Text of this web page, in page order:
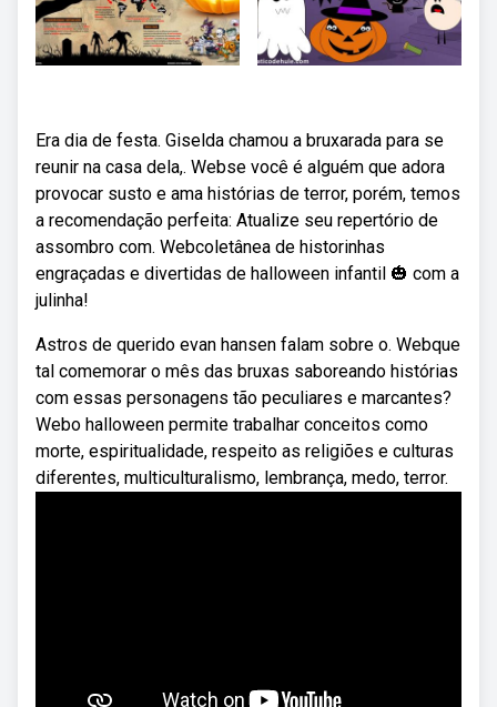
Era dia de festa. Giselda chamou a bruxarada para se
reunir na casa dela,. Webse você é alguém que adora
provocar susto e ama histórias de terror, porém, temos
a recomendação perfeita: Atualize seu repertório de
assombro com. Webcoletânea de historinhas
engraçadas e divertidas de halloween infantil 🎃 com a
julinha!
Astros de querido evan hansen falam sobre o. Webque
tal comemorar o mês das bruxas saboreando histórias
com essas personagens tão peculiares e marcantes?
Webo halloween permite trabalhar conceitos como
morte, espiritualidade, respeito as religiões e culturas
diferentes, multiculturalismo, lembrança, medo, terror.